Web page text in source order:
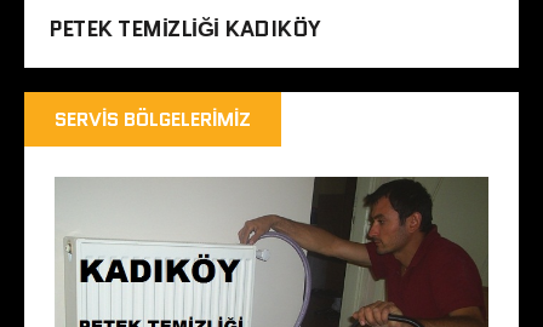
PETEK TEMIZLIĞI KADIKÖY
SERVIS BÖLGELERIMIZ